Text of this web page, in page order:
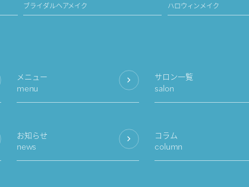
ブライダルヘアメイク ハロウィンメイク
サロン一覧
salon
メニュー
menu
お知らせ
news
コラム
column